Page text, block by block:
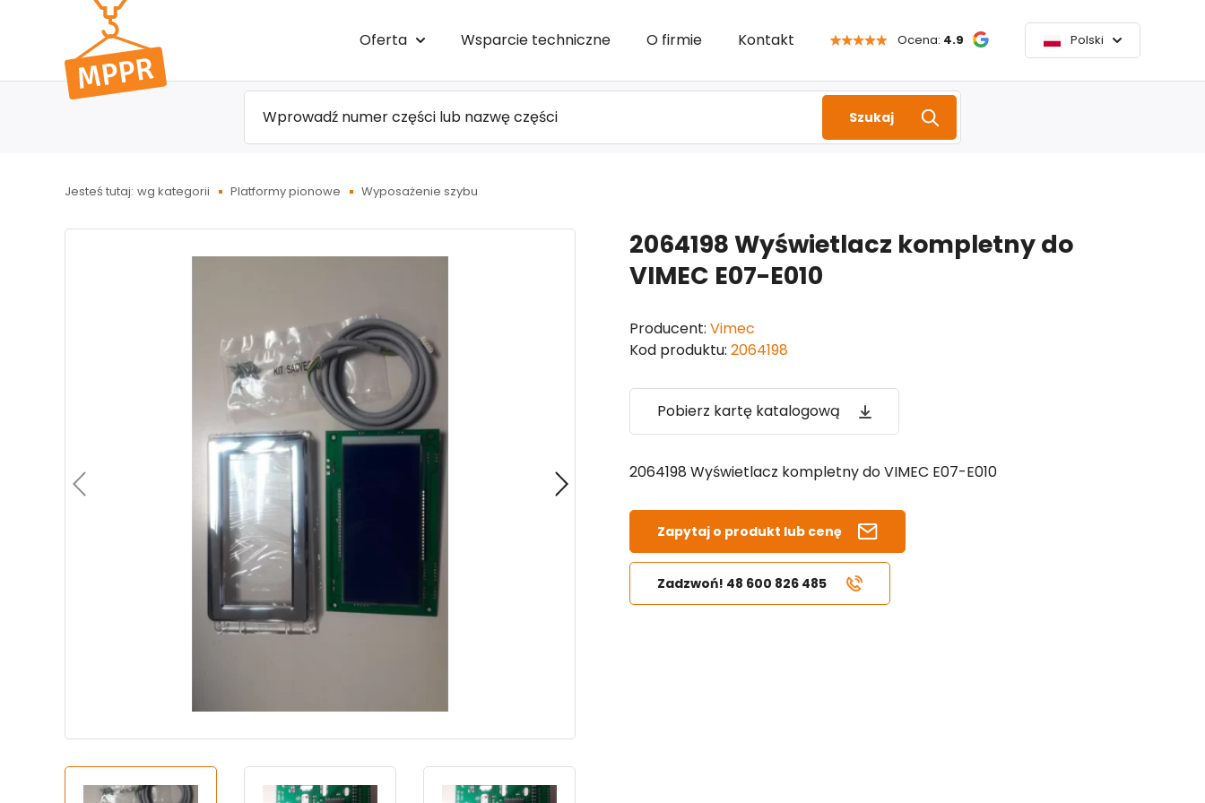
do menu
głównego
Oferta Wsparcie techniczne O firmie Kontakt Ocena: 4.9 Polski
Szukaj
Jesteś tutaj: wg kategorii Platformy pionowe Wyposażenie szybu
2064198 Wyświetlacz kompletny do
VIMEC E07-E010
Producent: Vimec
Kod produktu: 2064198
Pobierz kartę katalogową
2064198 Wyświetlacz kompletny do VIMEC E07-E010
Zapytaj o produkt lub cenę
Zadzwoń! 48 600 826 485